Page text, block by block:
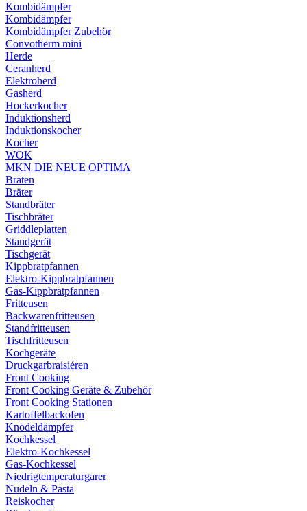
Kombidämpfer
Kombidämpfer
Kombidämpfer Zubehör
Convotherm mini
Herde
Ceranherd
Elektroherd
Gasherd
Hockerkocher
Induktionsherd
Induktionskocher
Kocher
WOK
MKN DIE NEUE OPTIMA
Braten
Bräter
Standbräter
Tischbräter
Griddleplatten
Standgerät
Tischgerät
Kippbratpfannen
Elektro-Kippbratpfannen
Gas-Kippbratpfannen
Fritteusen
Backwarenfritteusen
Standfritteusen
Tischfritteusen
Kochgeräte
Druckgarbraisiéren
Front Cooking
Front Cooking Geräte & Zubehör
Front Cooking Stationen
Kartoffelbackofen
Knödeldämpfer
Kochkessel
Elektro-Kochkessel
Gas-Kochkessel
Niedrigtemperaturgarer
Nudeln & Pasta
Reiskocher